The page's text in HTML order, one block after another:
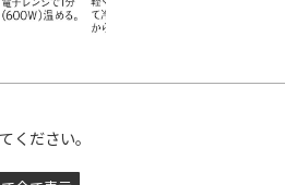
ください。